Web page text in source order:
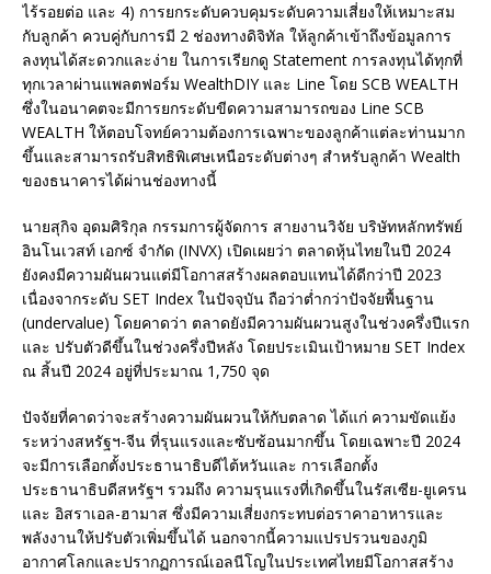
ไร้รอยต่อ และ 4) การยกระดับควบคุมระดับความเสี่ยงให้เหมาะสม
กับลูกค้า ควบคู่กับการมี 2 ช่องทางดิจิทัล ให้ลูกค้าเข้าถึงข้อมูลการ
ลงทุนได้สะดวกและง่าย ในการเรียกดู Statement การลงทุนได้ทุกที่
ทุกเวลาผ่านแพลตฟอร์ม WealthDIY และ Line โดย SCB WEALTH
ซึ่งในอนาคตจะมีการยกระดับขีดความสามารถของ Line SCB
WEALTH ให้ตอบโจทย์ความต้องการเฉพาะของลูกค้าแต่ละท่านมาก
ขึ้นและสามารถรับสิทธิพิเศษเหนือระดับต่างๆ สำหรับลูกค้า Wealth
ของธนาคารได้ผ่านช่องทางนี้
นายสุกิจ อุดมศิริกุล กรรมการผู้จัดการ สายงานวิจัย บริษัทหลักทรัพย์
อินโนเวสท์ เอกซ์ จำกัด (INVX) เปิดเผยว่า ตลาดหุ้นไทยในปี 2024
ยังคงมีความผันผวนแต่มีโอกาสสร้างผลตอบแทนได้ดีกว่าปี 2023
เนื่องจากระดับ SET Index ในปัจจุบัน ถือว่าต่ำกว่าปัจจัยพื้นฐาน
(undervalue) โดยคาดว่า ตลาดยังมีความผันผวนสูงในช่วงครึ่งปีแรก
และ ปรับตัวดีขึ้นในช่วงครึ่งปีหลัง โดยประเมินเป้าหมาย SET Index
ณ สิ้นปี 2024 อยู่ที่ประมาณ 1,750 จุด
ปัจจัยที่คาดว่าจะสร้างความผันผวนให้กับตลาด ได้แก่ ความขัดแย้ง
ระหว่างสหรัฐฯ-จีน ที่รุนแรงและซับซ้อนมากขึ้น โดยเฉพาะปี 2024
จะมีการเลือกตั้งประธานาธิบดีไต้หวันและ การเลือกตั้ง
ประธานาธิบดีสหรัฐฯ รวมถึง ความรุนแรงที่เกิดขึ้นในรัสเซีย-ยูเครน
และ อิสราเอล-ฮามาส ซึ่งมีความเสี่ยงกระทบต่อราคาอาหารและ
พลังงานให้ปรับตัวเพิ่มขึ้นได้ นอกจากนี้ความแปรปรวนของภูมิ
อากาศโลกและปรากฏการณ์เอลนีโญในประเทศไทยมีโอกาสสร้าง